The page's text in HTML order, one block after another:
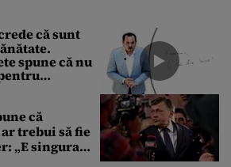
că sunt
spune că nu
că
trebui să fie
„E singura